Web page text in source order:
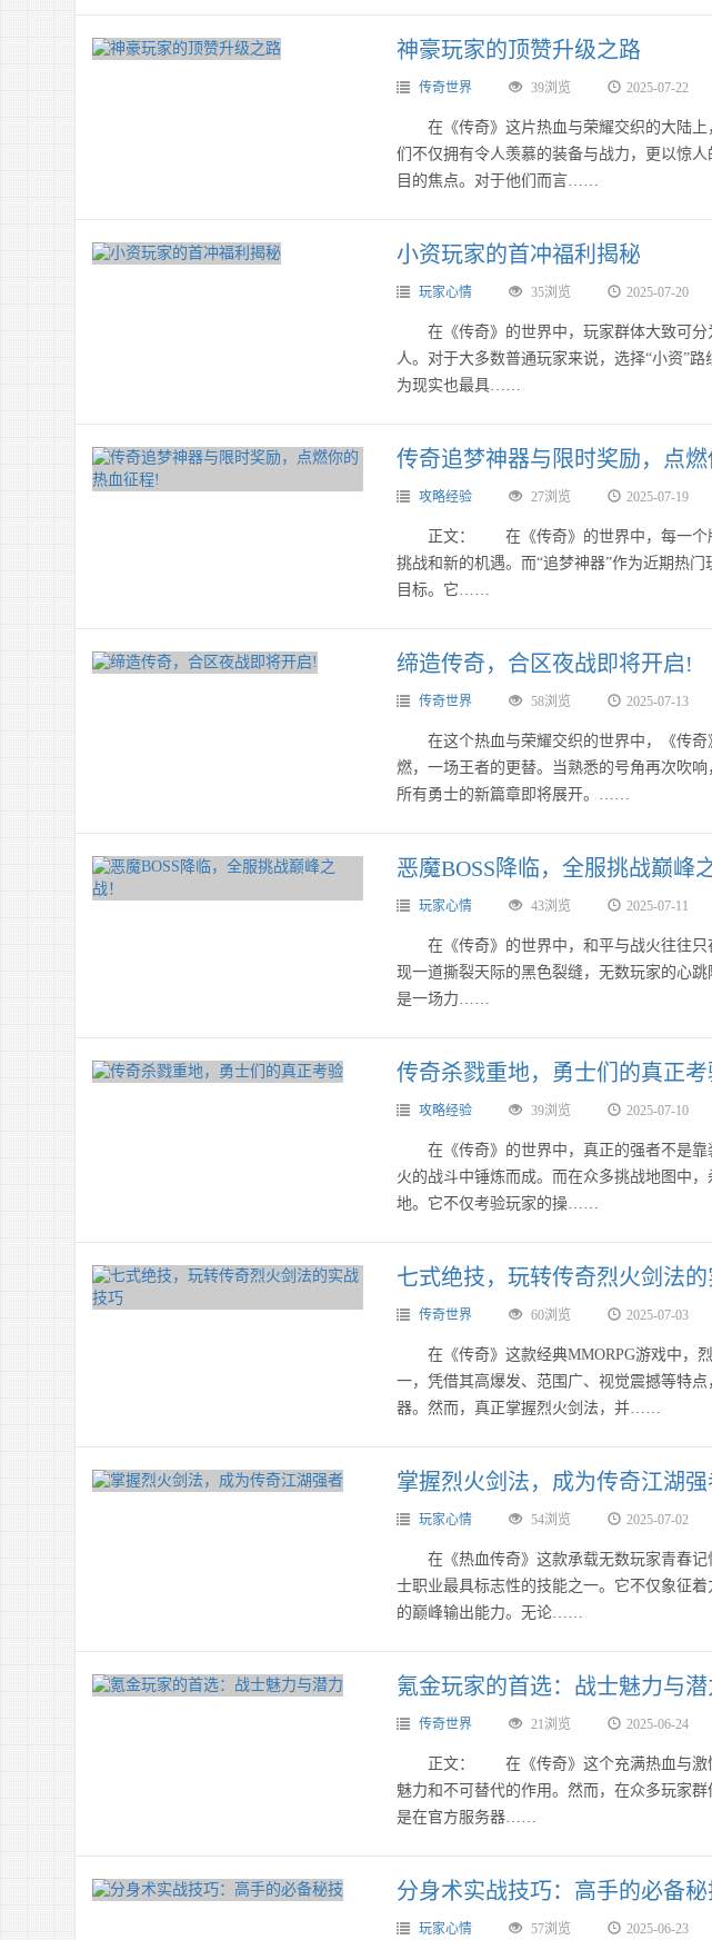
神豪玩家的顶赞升级之路
传奇世界 39浏览 2025-07-22
在《传奇》这片热血与荣耀交织的大陆上
们不仅拥有令人羡慕的装备与战力，更以惊
目的焦点。对于他们而言……
小资玩家的首冲福利揭秘
玩家心情 35浏览 2025-07-20
在《传奇》的世界中，玩家群体大致可分
人。对于大多数普通玩家来说，选择“小资”
为现实也最具……
传奇追梦神器与限时奖励，点
攻略经验 27浏览 2025-07-19
正文： 在《传奇》的世界中，每一个版
挑战和新的机遇。而“追梦神器”作为近期热
目标。它……
缔造传奇，合区夜战即将开启!
传奇世界 58浏览 2025-07-13
在这个热血与荣耀交织的世界中，《传奇
燃，一场王者的更替。当熟悉的号角再次吹
所有勇士的新篇章即将展开。……
恶魔BOSS降临，全服挑战巅峰
玩家心情 43浏览 2025-07-11
在《传奇》的世界中，和平与战火往往只
现一道撕裂天际的黑色裂缝，无数玩家的心
是一场力……
传奇杀戮重地，勇士们的真正考
攻略经验 39浏览 2025-07-10
在《传奇》的世界中，真正的强者不是靠
火的战斗中锤炼而成。而在众多挑战地图中
地。它不仅考验玩家的操……
七式绝技，玩转传奇烈火剑法
传奇世界 60浏览 2025-07-03
在《传奇》这款经典MMORPG游戏中，烈
一，凭借其高爆发、范围广、视觉震撼等特
器。然而，真正掌握烈火剑法，并……
掌握烈火剑法，成为传奇江湖强
玩家心情 54浏览 2025-07-02
在《热血传奇》这款承载无数玩家青春记
士职业最具标志性的技能之一。它不仅象征
的巅峰输出能力。无论……
氪金玩家的首选：战士魅力与潜
传奇世界 21浏览 2025-06-24
正文： 在《传奇》这个充满热血与激情
魅力和不可替代的作用。然而，在众多玩家
是在官方服务器……
分身术实战技巧：高手的必备秘
玩家心情 57浏览 2025-06-23